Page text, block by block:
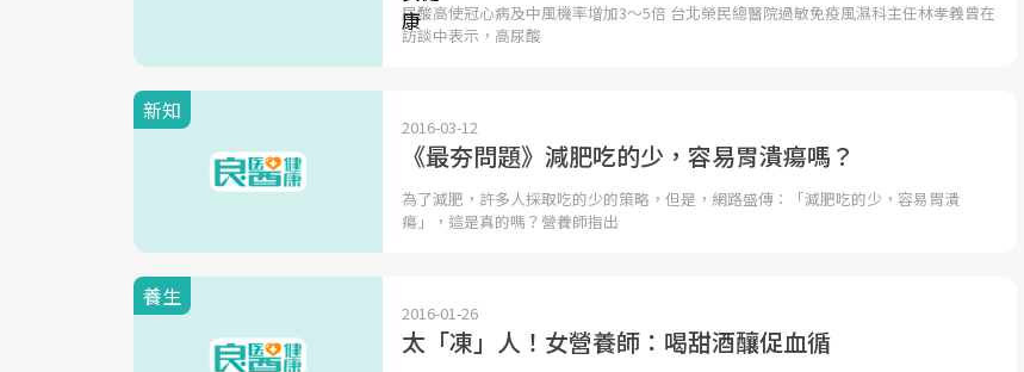
尿酸高使冠心病及中風機率增加3～5倍 台北榮民總醫院過敏免疫風濕科主任林孝義曾在
訪談中表示，高尿酸
新知
2016-03-12
《最夯問題》減肥吃的少，容易胃潰瘍嗎？
為了減肥，許多人採取吃的少的策略，但是，網路盛傳：「減肥吃的少，容易胃潰
瘍」，這是真的嗎？營養師指出
養生
2016-01-26
太「凍」人！女營養師：喝甜酒釀促血循